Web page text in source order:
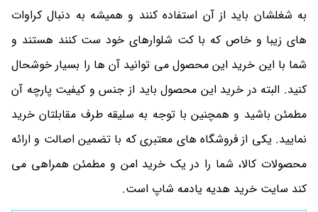
به شغلشان باید از آن استفاده کنند و همیشه به دنبال کراوات
های زیبا و خاص که با کت شلوارهای خود ست کنند هستند و
شما با این خرید این محصول می توانید آن ها را بسیار خوشحال
کنید. البته در خرید این محصول باید از جنس و کیفیت پارچه آن
مطمئن باشید و همچنین با توجه به سلیقه طرف مقابلتان خرید
نمایید. یکی از فروشگاه های معتبری که با تضمین اصالت و ارائه
محصولات کالا، شما را در یک خرید امن و مطمئن همراهی می
کند سایت خرید هدیه یادمه شاپ است.